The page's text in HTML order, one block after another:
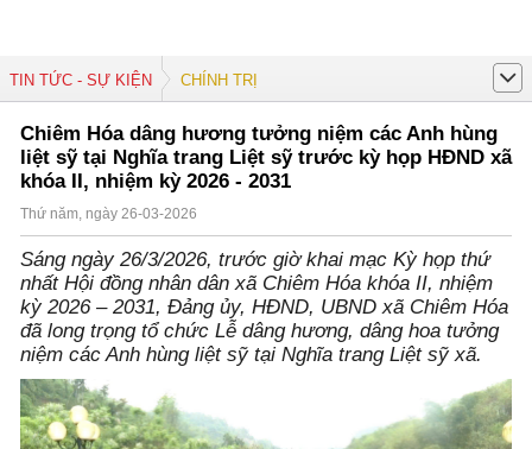
TIN TỨC - SỰ KIỆN CHÍNH TRỊ
Chiêm Hóa dâng hương tưởng niệm các Anh hùng
liệt sỹ tại Nghĩa trang Liệt sỹ trước kỳ họp HĐND xã
khóa II, nhiệm kỳ 2026 - 2031
Thứ năm, ngày 26-03-2026
Sáng ngày 26/3/2026, trước giờ khai mạc Kỳ họp thứ
nhất Hội đồng nhân dân xã Chiêm Hóa khóa II, nhiệm
kỳ 2026 – 2031, Đảng ủy, HĐND, UBND xã Chiêm Hóa
đã long trọng tổ chức Lễ dâng hương, dâng hoa tưởng
niệm các Anh hùng liệt sỹ tại Nghĩa trang Liệt sỹ xã.